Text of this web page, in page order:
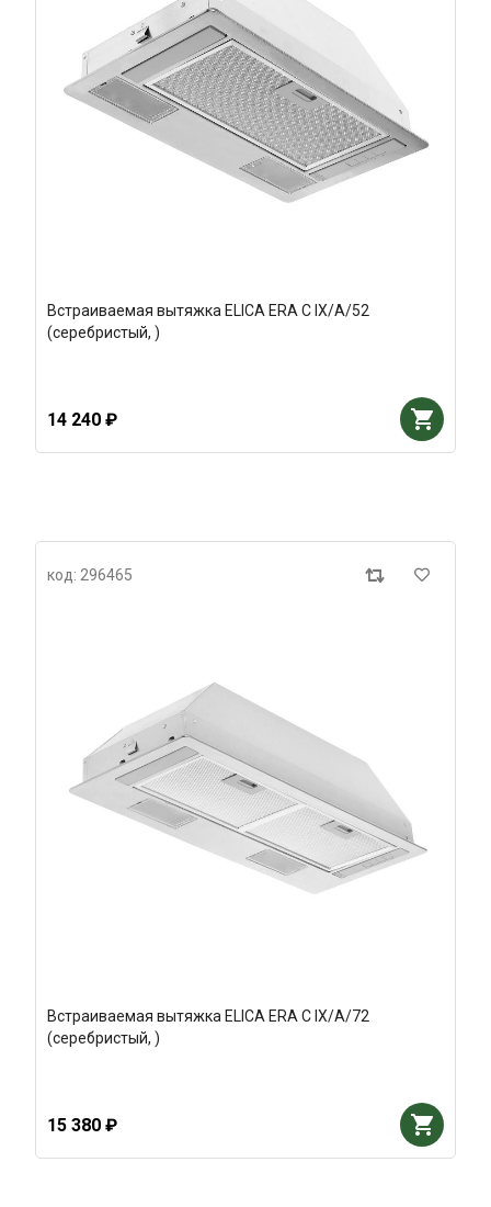
Встраиваемая вытяжка ELICA ERA C IX/A/52
(серебристый, )
14 240 ₽
код: 296465
Встраиваемая вытяжка ELICA ERA C IX/A/72
(серебристый, )
15 380 ₽